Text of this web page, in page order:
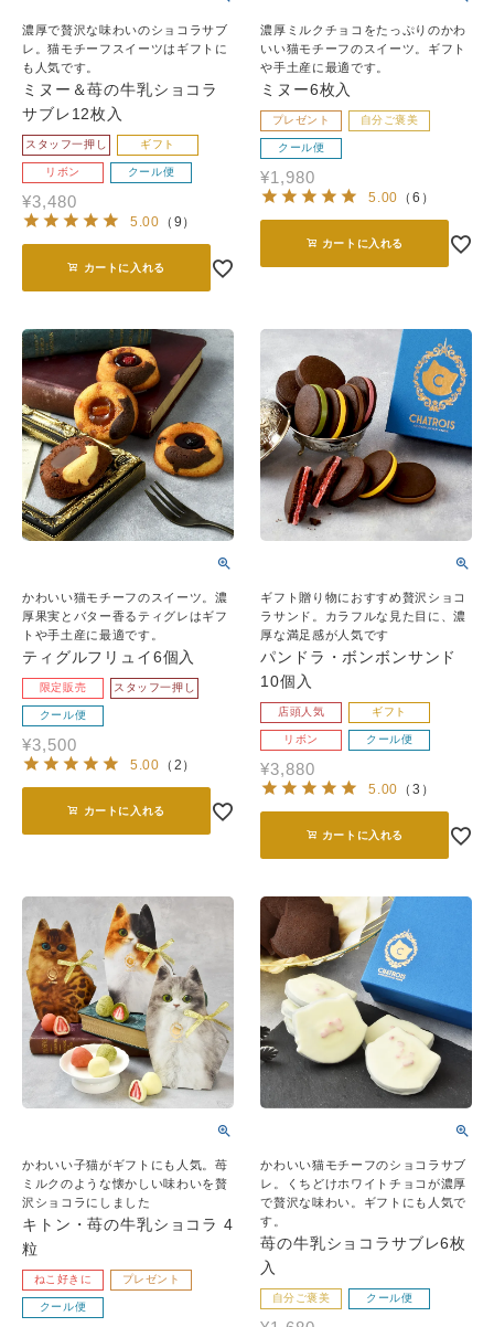
濃厚で贅沢な味わいのショコラサブ
レ。猫モチーフスイーツはギフトに
も人気です。
ミヌー＆苺の牛乳ショコラ
サブレ12枚入
スタッフ一押し ギフト
リボン クール便
¥3,480
5.00 （ 9 ）
カートに入れる
濃厚ミルクチョコをたっぷりのかわ
いい猫モチーフのスイーツ。ギフト
や手土産に最適です。
ミヌー6枚入
プレゼント 自分ご褒美
クール便
¥1,980
5.00 （ 6 ）
カートに入れる
かわいい猫モチーフのスイーツ。濃
厚果実とバター香るティグレはギフ
トや手土産に最適です。
ティグルフリュイ6個入
限定販売 スタッフ一押し
クール便
¥3,500
5.00 （ 2 ）
カートに入れる
ギフト贈り物におすすめ贅沢ショコ
ラサンド。カラフルな見た目に、濃
厚な満足感が人気です
パンドラ・ボンボンサンド
10個入
店頭人気 ギフト
リボン クール便
¥3,880
5.00 （ 3 ）
カートに入れる
かわいい子猫がギフトにも人気。苺
ミルクのような懐かしい味わいを贅
沢ショコラにしました
キトン・苺の牛乳ショコラ 4
粒
ねこ好きに プレゼント
クール便
かわいい猫モチーフのショコラサブ
レ。くちどけホワイトチョコが濃厚
で贅沢な味わい。ギフトにも人気で
す。
苺の牛乳ショコラサブレ6枚
入
自分ご褒美 クール便